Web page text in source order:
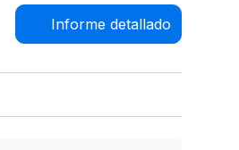
Informe detallado